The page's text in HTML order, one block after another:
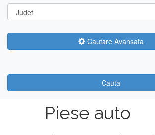
Cautare Avansata
Cauta
Piese auto